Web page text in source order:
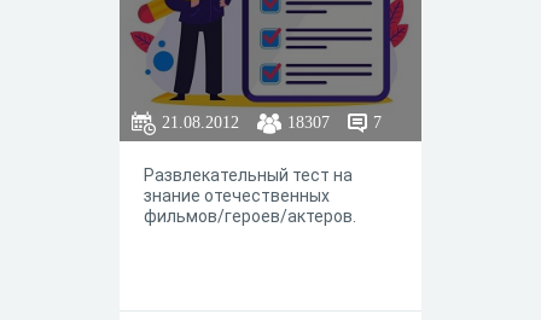
21.08.2012 18307 7
Развлекательный тест на
знание отечественных
фильмов/героев/актеров.